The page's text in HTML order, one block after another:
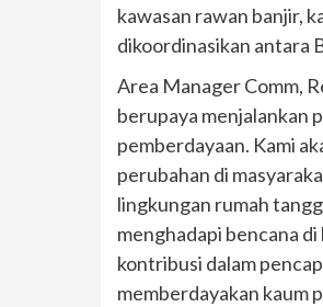
kawasan rawan banjir,
dikoordinasikan antara
Area Manager Comm,
berupaya menjalankan
pemberdayaan. Kami
perubahan di
lingkungan rumah
menghadapi bencana
kontribusi dalam
memberdayakan kaum